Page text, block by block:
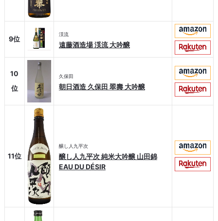
9位
渓流
遠藤酒造場 渓流 大吟醸
10
位
久保田
朝日酒造 久保田 翠壽 大吟醸
11位
醸し人九平次
醸し人九平次 純米大吟醸 山田錦
EAU DU DÉSIR